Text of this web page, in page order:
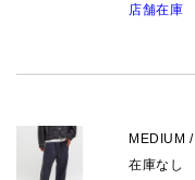
店舗在庫
MEDIUM /
在庫なし